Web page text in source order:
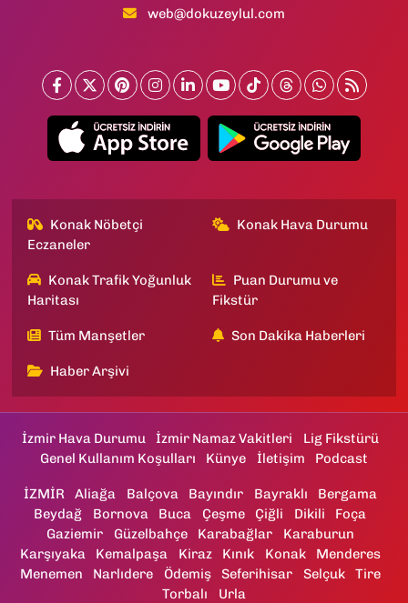
web@dokuzeylul.com
Konak Nöbetçi
Eczaneler
Konak Hava Durumu
Konak Trafik Yoğunluk
Haritası
Puan Durumu ve
Fikstür
Tüm Manşetler Son Dakika Haberleri
Haber Arşivi
İzmir Hava Durumu İzmir Namaz Vakitleri
Lig Fikstürü
Genel Kullanım Koşulları
Künye İletişim Podcast
İZMİR Aliağa Balçova Bayındır Bayraklı
Bergama
Beydağ
Bornova Buca Çeşme Çiğli Dikili
Foça
Gaziemir
Güzelbahçe Karabağlar
Karaburun
Karşıyaka
Kemalpaşa Kiraz Kınık Konak
Menderes
Menemen
Narlıdere Ödemiş Seferihisar Selçuk
Tire
Torbalı
Urla